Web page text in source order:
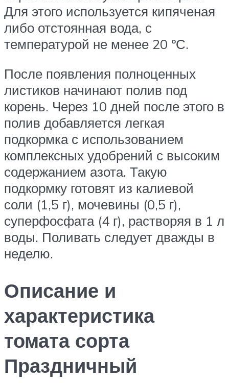
Для этого используется кипяченая
либо отстоянная вода, с
температурой не менее 20 ºС.
После появления полноценных
листиков начинают полив под
корень. Через 10 дней после этого в
полив добавляется легкая
подкормка с использованием
комплексных удобрений с высоким
содержанием азота. Такую
подкормку готовят из калиевой
соли (1,5 г), мочевины (0,5 г),
суперфосфата (4 г), растворяя в 1 л
воды. Поливать следует дважды в
неделю.
Описание и
характеристика
томата сорта
Праздничный